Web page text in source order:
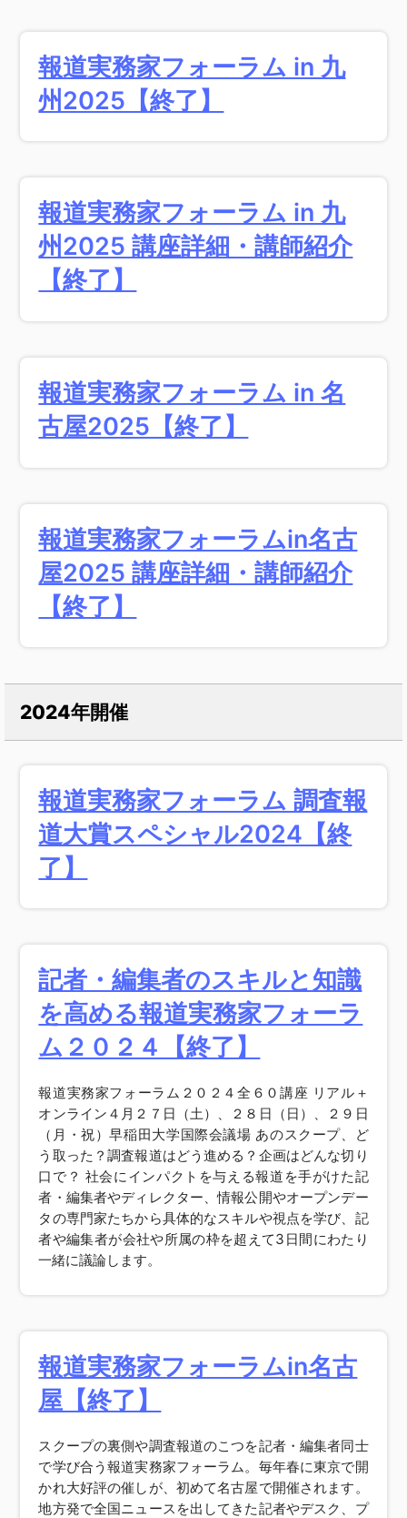
報道実務家フォーラム in 九
州2025【終了】
報道実務家フォーラム in 九
州2025 講座詳細・講師紹介
【終了】
報道実務家フォーラム in 名
古屋2025【終了】
報道実務家フォーラムin名古
屋2025 講座詳細・講師紹介
【終了】
2024年開催
報道実務家フォーラム 調査報
道大賞スペシャル2024【終
了】
記者・編集者のスキルと知識
を高める報道実務家フォーラ
ム２０２４【終了】
報道実務家フォーラム２０２４全６０講座 リアル＋
オンライン４月２７日（土）、２８日（日）、２９日
（月・祝）早稲田大学国際会議場 あのスクープ、ど
う取った？調査報道はどう進める？企画はどんな切り
口で？ 社会にインパクトを与える報道を手がけた記
者・編集者やディレクター、情報公開やオープンデー
タの専門家たちから具体的なスキルや視点を学び、記
者や編集者が会社や所属の枠を超えて3日間にわたり
一緒に議論します。
報道実務家フォーラムin名古
屋【終了】
スクープの裏側や調査報道のこつを記者・編集者同士
で学び合う報道実務家フォーラム。毎年春に東京で開
かれ大好評の催しが、初めて名古屋で開催されます。
地方発で全国ニュースを出してきた記者やデスク、プ